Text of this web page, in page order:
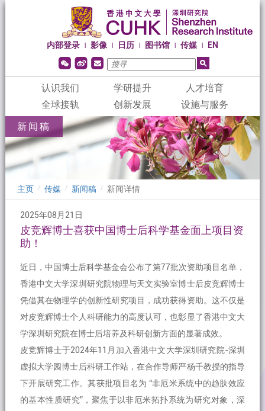
内部登录 影像 日历 图书馆 传媒 EN
认识我们 学研提升
人才培育
全球接轨
创新发展
设施与服务
新闻稿
主页 / 传媒 / 新闻稿 / 新闻详情
2025年08月21日
皮竞辉博士喜获中国博士后科学基金面上项目资
助！
近日，中国博士后科学基金会公布了第77批次资助项目名单，
香港中文大学深圳研究院物理与天文实验室博士后皮竞辉博士
凭借其在物理学的创新性研究项目，成功获得资助。这不仅是
对皮竞辉博士个人科研能力的高度认可，也彰显了香港中文大
学深圳研究院在博士后培养及科研创新方面的显著成效。
皮竞辉博士于2024年11月加入香港中文大学深圳研究院-深圳
虚拟大学园博士后科研工作站，在合作导师严杨千教授的指导
下开展研究工作。其获批项目名为 “非厄米系统中的趋肤效应
的基本性质研究”，聚焦于以非厄米拓扑系统为研究对象，深